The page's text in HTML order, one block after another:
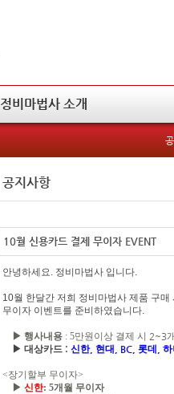
정비마법사 소개
공지사항
10월 신용카드 결제 무이자 EVENT
안녕하세요. 정비마법사 입니다.
10월 한달간 저희 정비마법사 제품 구
무이자 이벤트를 준비하였습니다.
▶ 행사내용 : 5만원이상 결제 시 2~3
▶ 대상카드 : 신한, 현대 , BC, 롯데
<장기할부 무이자>
▶ 신한: 5개월 무이자